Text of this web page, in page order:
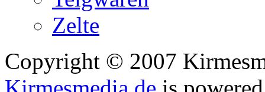
Zelte
Copyright © 2007